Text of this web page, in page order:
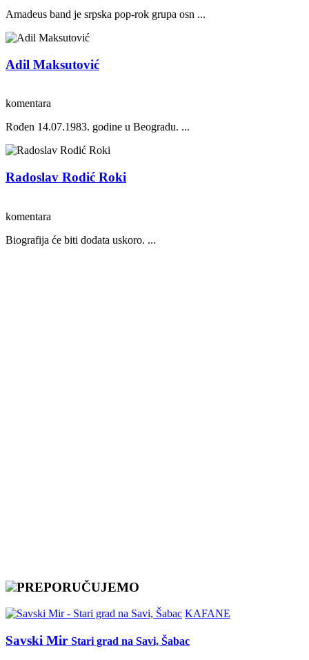
Amadeus band je srpska pop-rok grupa osn ...
Adil Maksutović
komentara
Rođen 14.07.1983. godine u Beogradu. ...
Radoslav Rodić Roki
komentara
Biografija će biti dodata uskoro. ...
PREPORUČUJEMO
KAFANE
Savski Mir Stari grad na Savi, Šabac